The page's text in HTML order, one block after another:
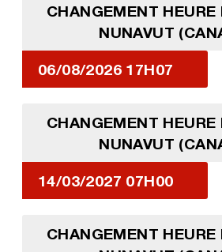
CHANGEMENT
NUNAVUT
06/08/2026 17H07
CHANGEMENT
NUNAVUT
14/03/2027 07H00
CHANGEMENT